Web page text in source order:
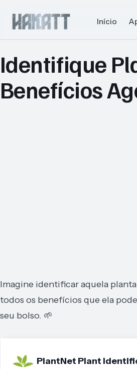
Início
Identifique
Benefícios
Imagine identificar aquela
todos os benefícios que ela
seu bolso. 🌱
PlantNet Plant